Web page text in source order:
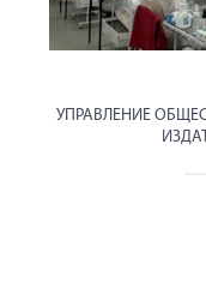
УПРАВЛЕНИЕ